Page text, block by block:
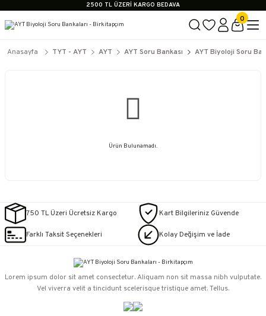
2500 TL ÜZERİ KARGO BEDAVA
İçerik #3
2500 TL ÜZERİ KARGO BEDAVA
0
Anasayfa TYT - AYT AYT AYT Soru Bankası AYT Biyoloji Soru
Ürün Bulunamadı.
750 TL Üzeri Ücretsiz Kargo Kart Bilgileriniz Güvende
Farklı Taksit Seçenekleri Kolay Değişim ve İade
Lorem ipsum dolor sit amet consectetur. Aliquam non sit massa nibh vulputate.
Vel viverra velit a tincidunt scelerisque tristique amet. Tellus.